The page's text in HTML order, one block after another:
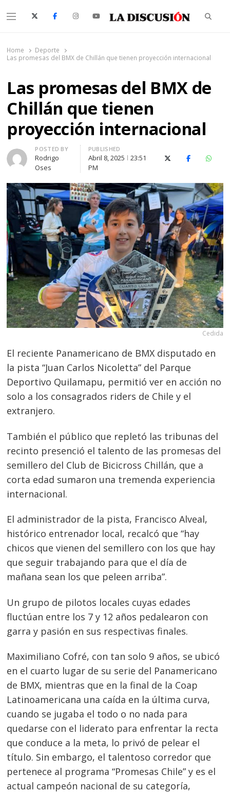
Menu
Home
Deporte
Las promesas del BMX de Chillán que tienen proyección internacional
Las promesas del BMX de
Chillán que tienen
proyección internacional
Author
POSTED BY
Rodrigo
Oses
PUBLISHED
Abril 8, 2025
23:51
PM
X (Twitter)Facebook
Cedida
El reciente Panamericano de BMX disputado en
la pista “Juan Carlos Nicoletta” del Parque
Deportivo Quilamapu, permitió ver en acción no
solo a los consagrados riders de Chile y el
extranjero.
También el público que repletó las tribunas del
recinto presenció el talento de las promesas del
semillero del Club de Bicicross Chillán, que a
corta edad sumaron una tremenda experiencia
internacional.
El administrador de la pista, Francisco Alveal,
histórico entrenador local, recalcó que “hay
chicos que vienen del semillero con los que hay
que seguir trabajando para que el día de
mañana sean los que peleen arriba”.
Un grupo de pilotos locales cuyas edades
fluctúan entre los 7 y 12 años pedalearon con
garra y pasión en sus respectivas finales.
Maximiliano Cofré, con tan solo 9 años, se ubicó
en el cuarto lugar de su serie del Panamericano
de BMX, mientras que en la final de la Coap
Latinoamericana una caída en la última curva,
cuando se jugaba el todo o no nada para
quedarse con el liderato para enfrentar la recta
que conduce a la meta, lo privó de pelear el
título. Sin embargo, el talentoso corredor que
pertenece al programa “Promesas Chile” y es el
actual campeón nacional de su categoría,